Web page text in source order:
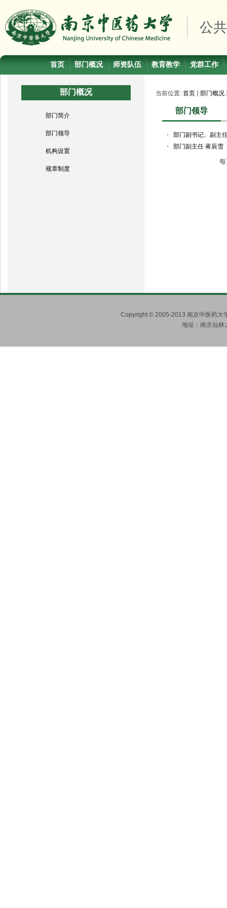
公
首页 部门概况 师资队伍 教育教学 党群工作
部门概况
部门简介
部门领导
机构设置
规章制度
当前位置: 首页 部门概况
部门领导
・
部门副书记、副主
・
部门副主任 蒋辰雪
Copyright © 2005-2013 南京中医药大
地址：南京仙林